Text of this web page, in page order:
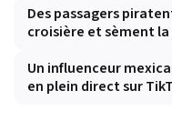
Des passagers
croisière et sèment la
Un influenceur
en plein direct sur